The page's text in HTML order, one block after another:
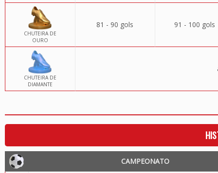
CHUTEIRA DE
OURO
81 - 90 gols 91 - 100 gols
CHUTEIRA DE
DIAMANTE
CAMPEONATO